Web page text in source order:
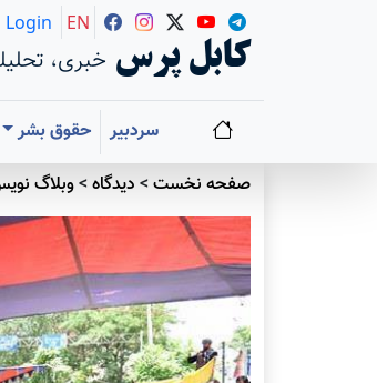
کابل پرس خبری،
Login EN
سردبیر حقوق بشر
صفحه نخست> دیدگاه>وبلاگ